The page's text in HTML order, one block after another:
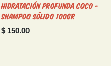
Hidratación Profunda Coco -
Shampoo Sólido 100gr
$ 150.00